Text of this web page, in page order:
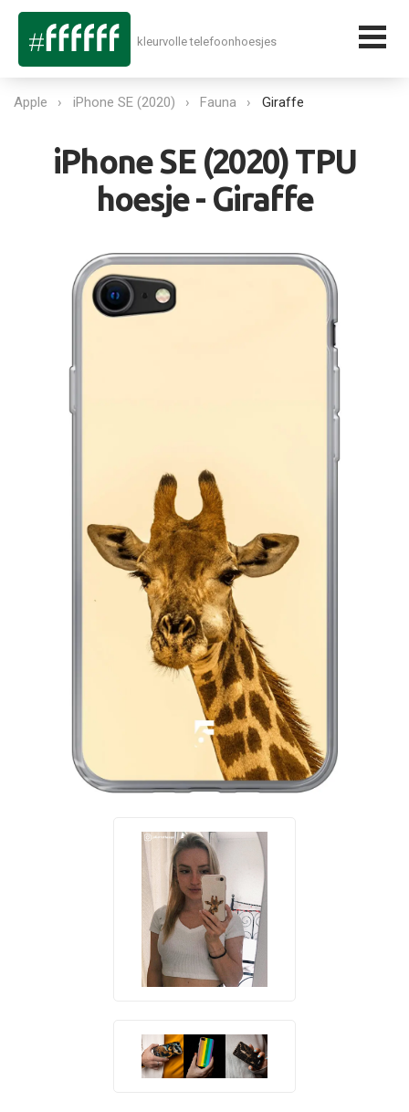
kleurvolle telefoonhoesjes
Apple iPhone SE (2020) Fauna Giraffe
iPhone SE (2020) TPU
hoesje - Giraffe